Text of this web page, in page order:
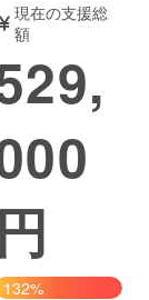
書籍・雑誌
チャレンジ
Creation
現在の支援総
額
円
132%